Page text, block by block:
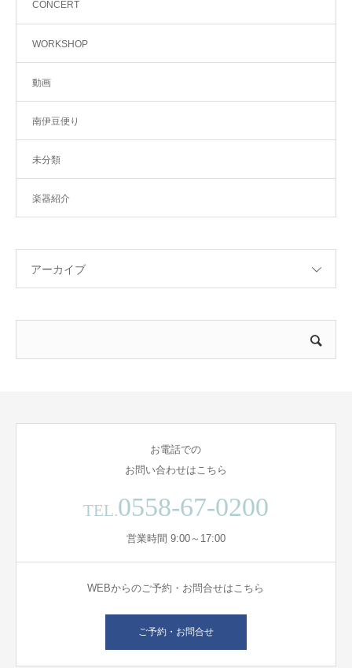
CONCERT
WORKSHOP
動画
南伊豆便り
未分類
楽器紹介
アーカイブ
お電話での
お問い合わせはこちら
TEL.0558-67-0200
営業時間 9:00～17:00
WEBからのご予約・お問合せはこちら
ご予約・お問合せ